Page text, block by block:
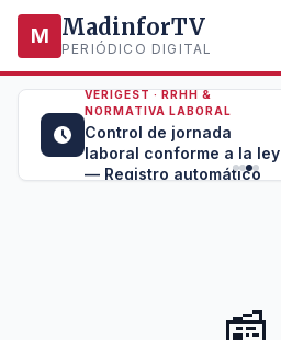
M MadinforTV
PERIÓDICO DIGITAL
VERIGEST · RRHH &
NORMATIVA LABORAL
Control de jornada
laboral conforme a la ley
— Registro automático